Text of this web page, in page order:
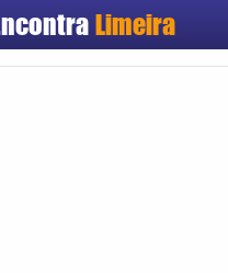
Limeira
Cadastrar empresa